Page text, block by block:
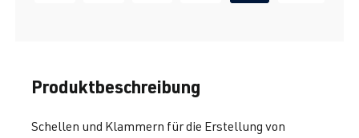
Produktbeschreibung
Schellen und Klammern für die Erstellung von